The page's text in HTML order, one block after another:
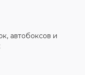
автобоксов и